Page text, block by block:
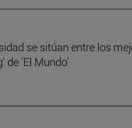
se sitúan entre los
de 'El Mundo'